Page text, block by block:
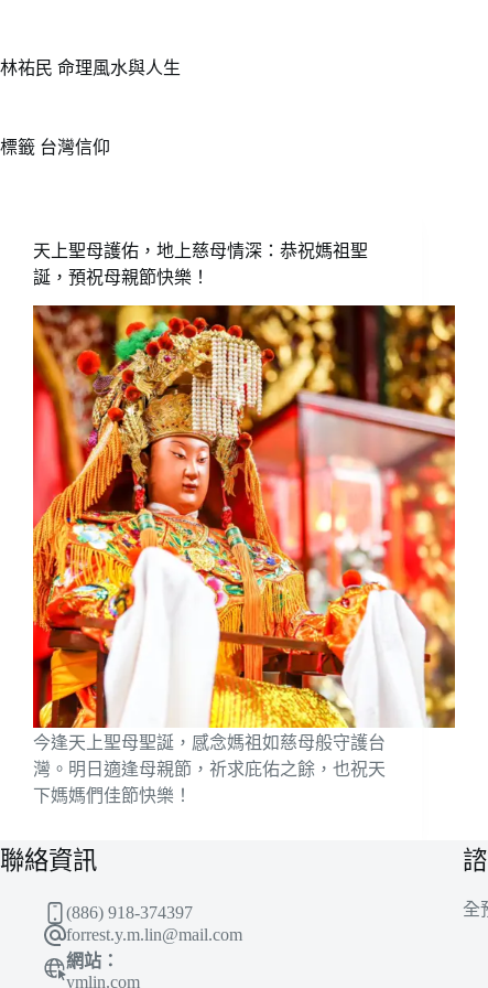
主
容
林祐民 命理風水與人生
標籤 台灣信仰
天上聖母護佑，地上慈母情深：恭祝媽祖聖
誕，預祝母親節快樂！
今逢天上聖母聖誕，感念媽祖如慈母般守護台
灣。明日適逢母親節，祈求庇佑之餘，也祝天
下媽媽們佳節快樂！
聯絡資訊
(886) 918-374397
forrest.y.m.lin@mail.com
網站：
ymlin.com
全